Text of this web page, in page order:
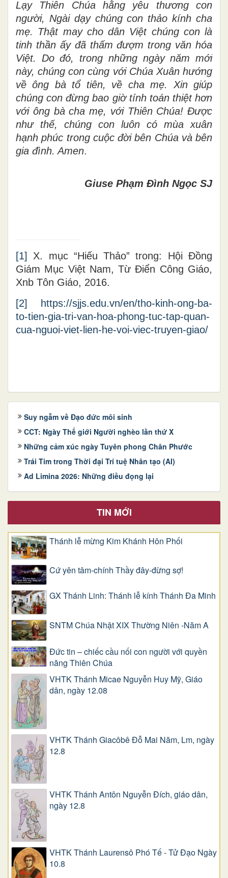
Lạy Thiên Chúa hằng yêu thương con
người, Ngài dạy chúng con thảo kính cha
mẹ. Thật may cho dân Việt chúng con là
tinh thần ấy đã thấm đượm trong văn hóa
Việt. Do đó, trong những ngày năm mới
này, chúng con cùng với Chúa Xuân hướng
về ông bà tổ tiên, về cha mẹ. Xin giúp
chúng con đừng bao giờ tính toán thiệt hơn
với ông bà cha mẹ, với Thiên Chúa! Được
như thế, chúng con luôn có mùa xuân
hạnh phúc trong cuộc đời bên Chúa và bên
gia đình. Amen.
Giuse Phạm Đình Ngọc SJ
[1] X. mục “Hiếu Thảo” trong: Hội Đồng
Giám Mục Việt Nam, Từ Điển Công Giáo,
Xnb Tôn Giáo, 2016.
[2]
https://sjjs.edu.vn/en/tho-kinh-ong-ba-
to-tien-gia-tri-van-hoa-phong-tuc-tap-quan-
cua-nguoi-viet-lien-he-voi-viec-truyen-giao/
Suy ngẫm về Đạo đức môi sinh
CCT: Ngày Thế giới Người nghèo lần thứ X
Những cảm xúc ngày Tuyên phong Chân Phước
Trái Tim trong Thời đại Trí tuệ Nhân tạo (AI)
Ad Limina 2026: Những điều đọng lại
TIN MỚI
Thánh lễ mừng Kim Khánh Hôn Phối
Cứ yên tâm-chính Thầy đây-đừng sợ!
GX Thánh Linh: Thánh lễ kính Thánh Đa Minh
SNTM Chúa Nhật XIX Thường Niên -Năm A
Đức tin – chiếc cầu nối con người với quyền
năng Thiên Chúa
VHTK Thánh Micae Nguyễn Huy Mỹ, Giáo
dân, ngày 12.08
VHTK Thánh Giacôbê Ðỗ Mai Năm, Lm, ngày
12.8
VHTK Thánh Antôn Nguyễn Ðích, giáo dân,
ngày 12.8
VHTK Thánh Laurensô Phó Tế - Tử Đạo Ngày
10.8